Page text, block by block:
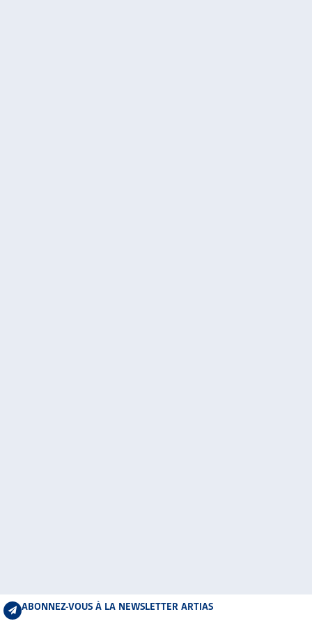
ABONNEZ-VOUS À LA NEWSLETTER ARTIAS